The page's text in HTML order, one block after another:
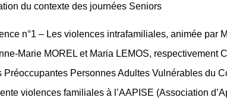
du contexte des journées Seniors
n°1 – Les violences intrafamiliales, animée par
Marie MOREL et Maria LEMOS,
Préoccupantes Personnes Adultes Vulnérables du
violences familiales à l’AAPISE (Association